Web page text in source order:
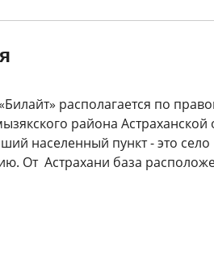
располагается по
района
населенный пункт - это
От Астрахани база